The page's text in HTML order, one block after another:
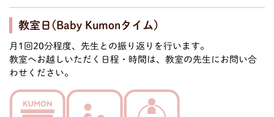
教室日(Baby Kumonタイム)
月1回20分程度、先生との振り返りを行います。
教室へお越しいただく日程・時間は、教室の先生にお問い合
わせください。